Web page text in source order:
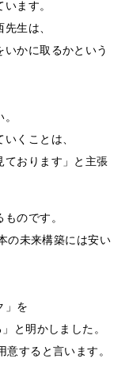
ます。
生は、
いかに取るかという
くことは、
ております」と主張
のです。
の未来構築には安い
」を
と明かしました。
すると言います。